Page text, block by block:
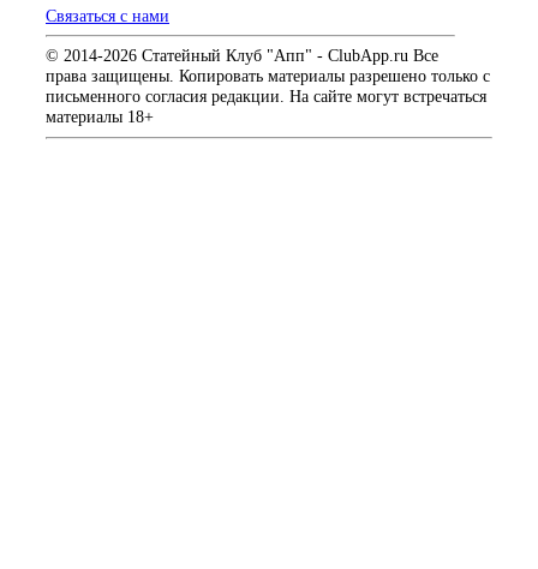
Связаться с нами
© 2014-2026 Статейный Клуб "Апп" - ClubApp.ru Все
права защищены. Копировать материалы разрешено только с
письменного согласия редакции. На сайте могут встречаться
материалы 18+